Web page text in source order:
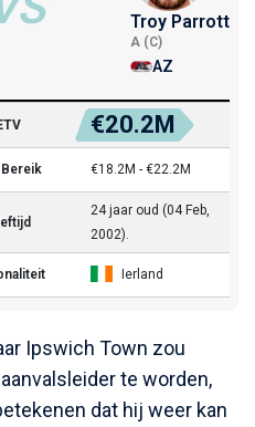
Troy Parrott
A (C)
AZ
€20.2M
Bereik €18.2M - €22.2M
24 jaar oud (04 Feb,
2002).
Ierland
Ipswich Town zou
te worden,
dat hij weer kan